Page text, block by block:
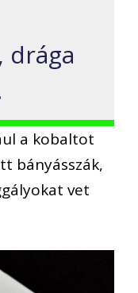
drága
a kobaltot
bányásszák,
vet